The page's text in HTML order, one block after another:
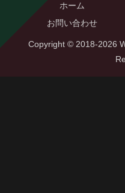
ホーム
お問い合わせ
Copyright © 2018-2026